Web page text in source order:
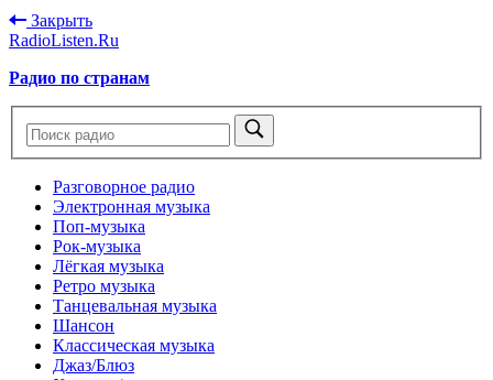
Закрыть
RadioListen.Ru
Радио по странам
Разговорное радио
Электронная музыка
Поп-музыка
Рок-музыка
Лёгкая музыка
Ретро музыка
Танцевальная музыка
Шансон
Классическая музыка
Джаз/Блюз